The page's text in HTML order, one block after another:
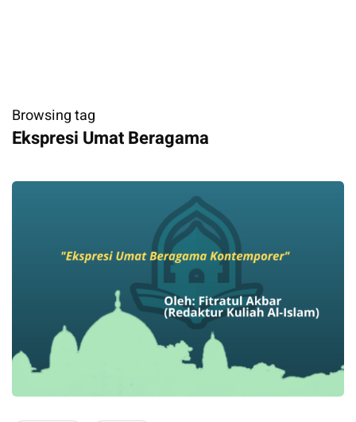
Browsing tag
Ekspresi Umat Beragama